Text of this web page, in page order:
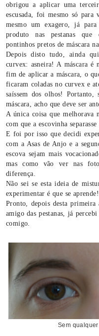
obrigou a aplicar uma
escusada, foi mesmo só
mesmo um exagero, já
produto nas pestanas que
pontinhos pretos de máscara
Depois disto tudo, ainda
curvex: asneira! A máscara
fim de aplicar a máscara, o
ficaram coladas no curvex e
saíssem dos olhos! Portanto,
máscara, acho que deve ser
A única coisa que melhorava
com que a escovinha
E foi por isso que decidi
com a Asas de Anjo e a
escova sejam mais
mas como vão ver nas
diferença.
Não sei se esta ideia de
experimentar é que se
Pronto, depois desta
amigo das pestanas, já
comigo.
Sem